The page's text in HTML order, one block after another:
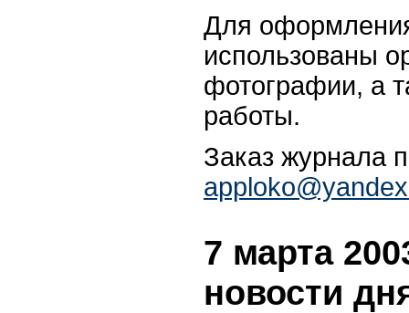
Для
использованы
фотографии, а
работы.
Заказ журнала
7 марта
новости